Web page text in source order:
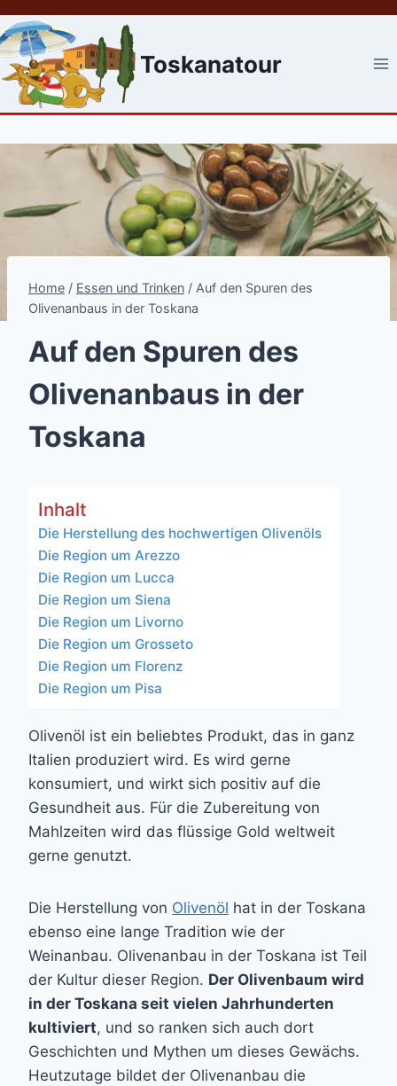
Skip
to
content
Toskanatour
Home / Essen und Trinken / Auf den Spuren des
Olivenanbaus in der Toskana
Auf den Spuren des
Olivenanbaus in der
Toskana
Inhalt
Die Herstellung des hochwertigen Olivenöls
Die Region um Arezzo
Die Region um Lucca
Die Region um Siena
Die Region um Livorno
Die Region um Grosseto
Die Region um Florenz
Die Region um Pisa
Olivenöl ist ein beliebtes Produkt, das in ganz
Italien produziert wird. Es wird gerne
konsumiert, und wirkt sich positiv auf die
Gesundheit aus. Für die Zubereitung von
Mahlzeiten wird das flüssige Gold weltweit
gerne genutzt.
Die Herstellung von Olivenöl hat in der Toskana
ebenso eine lange Tradition wie der
Weinanbau. Olivenanbau in der Toskana ist Teil
der Kultur dieser Region. Der Olivenbaum wird
in der Toskana seit vielen Jahrhunderten
kultiviert, und so ranken sich auch dort
Geschichten und Mythen um dieses Gewächs.
Heutzutage bildet der Olivenanbau die